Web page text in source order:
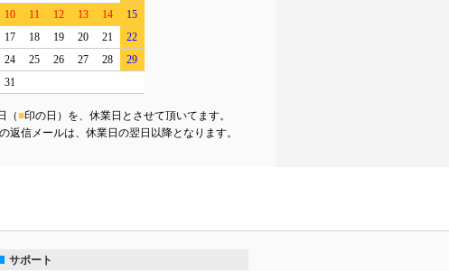
10 11 12 13 14
15
17 18 19 20 21
22
24 25 26 27 28
29
31
（■印の日）を、休業日とさせて頂いてます。
返信メールは、休業日の翌日以降となります。
サポート